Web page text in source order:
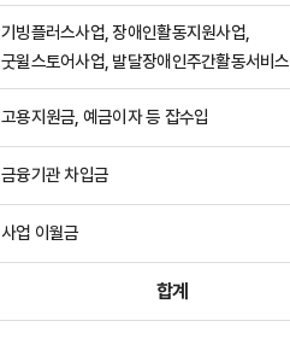
기빙플러스사업, 장애인활동지원사업,
굿윌스토어사업, 발달장애인주간활동서비스
고용지원금, 예금이자 등 잡수입
금융기관 차입금
사업 이월금
합계